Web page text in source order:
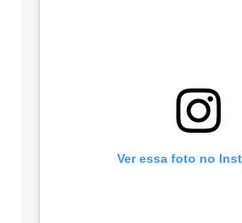
Ver essa foto no